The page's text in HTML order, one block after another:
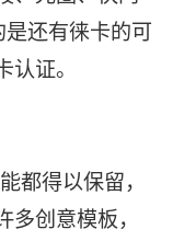
还有徕卡的可
证。
都得以保留，
创意模板，